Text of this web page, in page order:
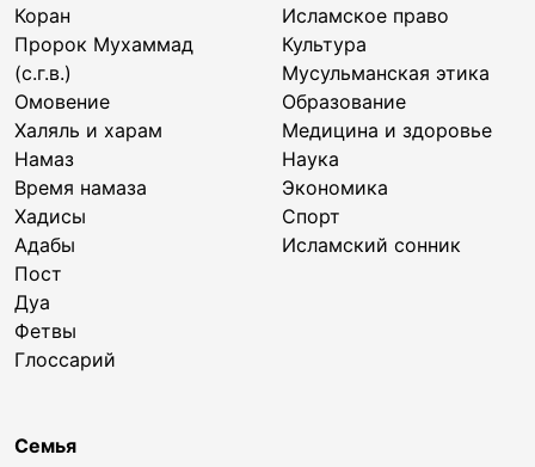
Коран
Пророк Мухаммад
(с.г.в.)
Омовение
Халяль и харам
Намаз
Время намаза
Хадисы
Адабы
Пост
Дуа
Фетвы
Глоссарий
Исламское право
Культура
Мусульманская этика
Образование
Медицина и здоровье
Наука
Экономика
Спорт
Исламский сонник
Семья